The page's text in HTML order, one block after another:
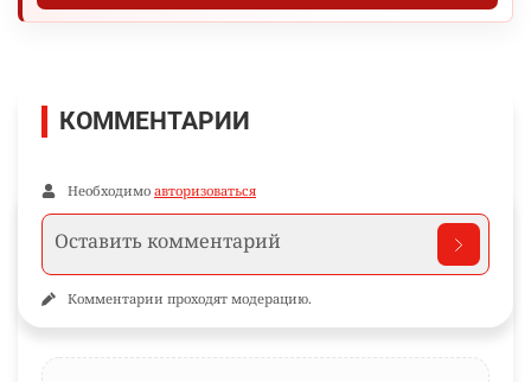
КОММЕНТАРИИ
Необходимо авторизоваться
Комментарии проходят модерацию.